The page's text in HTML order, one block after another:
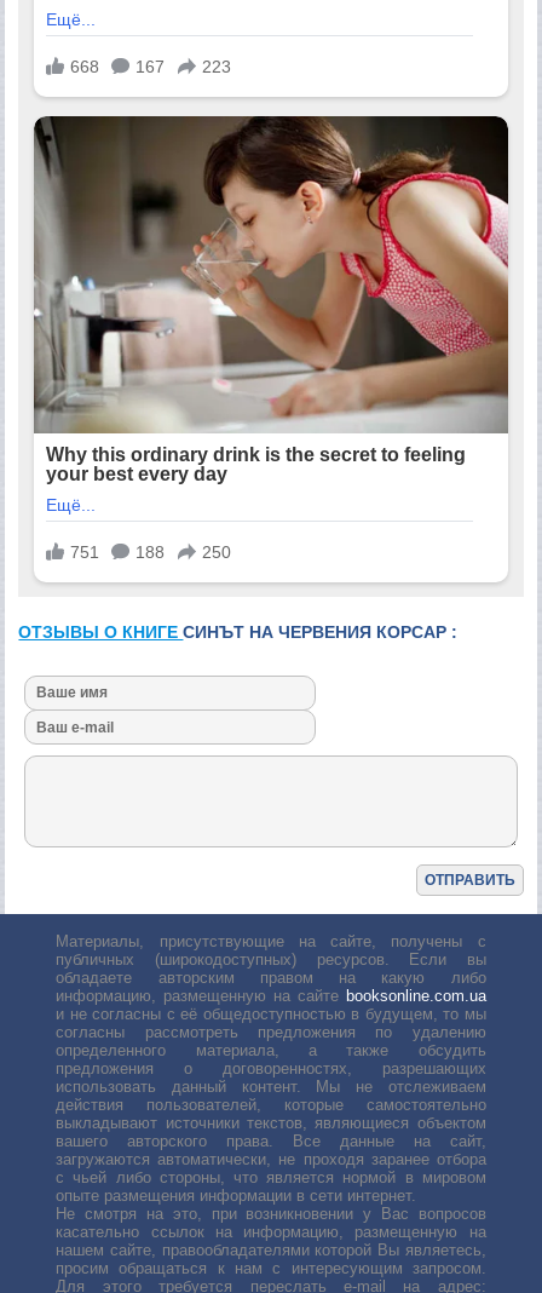
ОТЗЫВЫ О КНИГЕСИНЪТ НА ЧЕРВЕНИЯ КОРСАР :
Материалы, присутствующие на сайте, получены с
публичных (широкодоступных) ресурсов. Если вы
обладаете авторским правом на какую либо
информацию, размещенную на сайте booksonline.com.ua
и не согласны с её общедоступностью в будущем, то мы
согласны рассмотреть предложения по удалению
определенного материала, а также обсудить
предложения о договоренностях, разрешающих
использовать данный контент. Мы не отслеживаем
действия пользователей, которые самостоятельно
выкладывают источники текстов, являющиеся объектом
вашего авторского права. Все данные на сайт,
загружаются автоматически, не проходя заранее отбора
с чьей либо стороны, что является нормой в мировом
опыте размещения информации в сети интернет.
Не смотря на это, при возникновении у Вас вопросов
касательно ссылок на информацию, размещенную на
нашем сайте, правообладателями которой Вы являетесь,
просим обращаться к нам с интересующим запросом.
Для этого требуется переслать е-mail на адрес: